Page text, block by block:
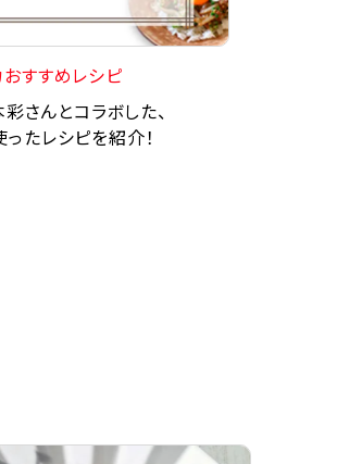
すすめレシピ
さんとコラボした、
たレシピを紹介！